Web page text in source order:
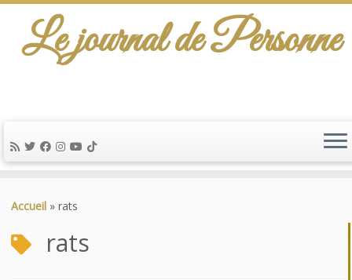
au
Le journal de Personne
Accueil » rats
rats